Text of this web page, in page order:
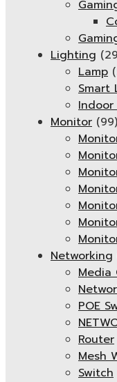
Lighting
Lamp
Smart
Monitor (99)
Networking
Media
POE
Router
Mesh
Switch